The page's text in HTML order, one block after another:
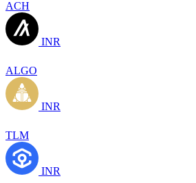
ACH
INR
ALGO
INR
TLM
INR